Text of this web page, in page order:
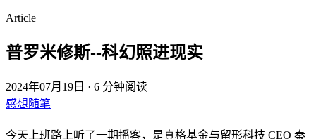
Article
普罗米修斯--科幻照进现实
2024年07月19日 · 6 分钟阅读
感想随笔
今天上班路上听了一期播客，是真格基金与留形科技 CEO 秦